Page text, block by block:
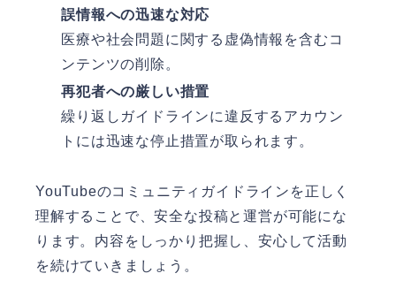
誤情報への迅速な対応
医療や社会問題に関する虚偽情報を含むコ
ンテンツの削除。
再犯者への厳しい措置
繰り返しガイドラインに違反するアカウン
トには迅速な停止措置が取られます。
YouTubeのコミュニティガイドラインを正しく
理解することで、安全な投稿と運営が可能にな
ります。内容をしっかり把握し、安心して活動
を続けていきましょう。